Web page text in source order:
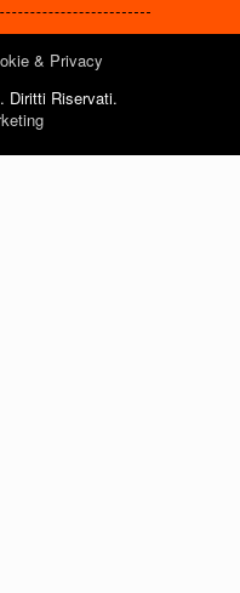
& Privacy
. Diritti Riservati.